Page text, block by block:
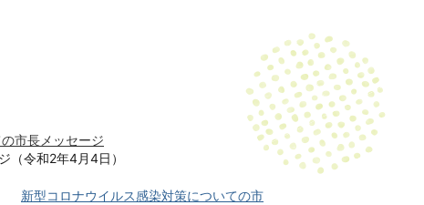
市長メッセージ
（令和2年4月4日）
新型コロナウイルス感染対策についての市